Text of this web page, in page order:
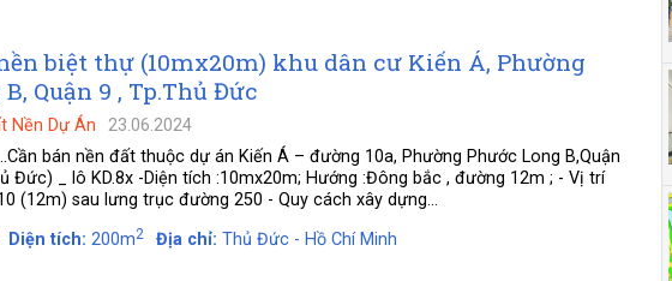
biệt thự (10mx20m) khu dân cư Kiến Á, Phường
Quận 9 , Tp.Thủ Đức
Nền Dự Án
23.06.2024
bán nền đất thuộc dự án Kiến Á – đường 10a, Phường Phước Long B,Quận
Đức) _ lô KD.8x -Diện tích :10mx20m; Hướng :Đông bắc , đường 12m ; - Vị trí
(12m) sau lưng trục đường 250 - Quy cách xây dựng...
Diện tích: 200m2 Địa chỉ: Thủ Đức - Hồ Chí Minh